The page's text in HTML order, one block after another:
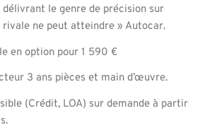
le genre de précision sur
rivale ne peut atteindre » Autocar.
en option pour 1 590 €
3 ans pièces et main d’œuvre.
(Crédit, LOA) sur demande à partir